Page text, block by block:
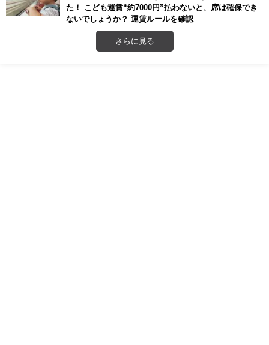
た！ こども運賃“約7000円”払わないと、席は確保でき
ないでしょうか？ 運賃ルールを確認
さらに見る